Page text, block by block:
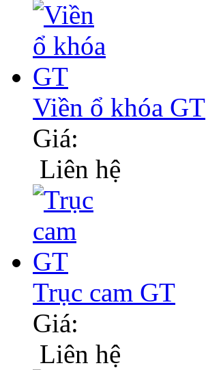
Viền ổ khóa GT
Giá:
Liên hệ
Trục cam GT
Giá:
Liên hệ